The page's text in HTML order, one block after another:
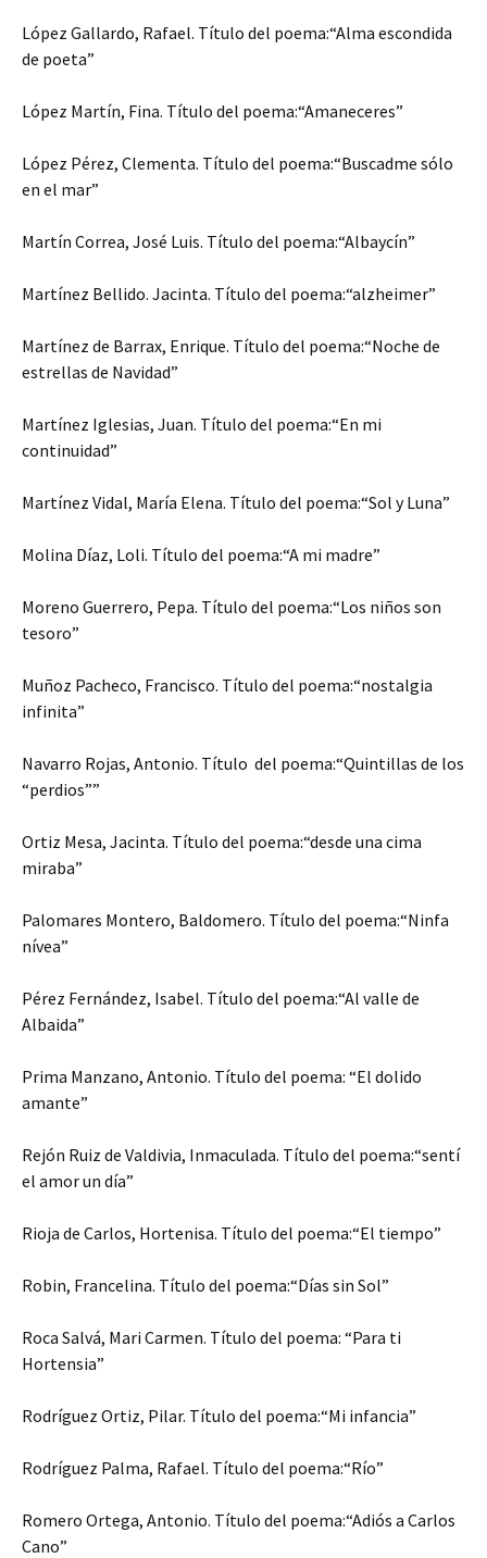
López Gallardo, Rafael. Título del poema:“Alma escondida
de poeta”
López Martín, Fina. Título del poema:“Amaneceres”
López Pérez, Clementa. Título del poema:“Buscadme sólo
en el mar”
Martín Correa, José Luis. Título del poema:“Albaycín”
Martínez Bellido. Jacinta. Título del poema:“alzheimer”
Martínez de Barrax, Enrique. Título del poema:“Noche de
estrellas de Navidad”
Martínez Iglesias, Juan. Título del poema:“En mi
continuidad”
Martínez Vidal, María Elena. Título del poema:“Sol y Luna”
Molina Díaz, Loli. Título del poema:“A mi madre”
Moreno Guerrero, Pepa. Título del poema:“Los niños son
tesoro”
Muñoz Pacheco, Francisco. Título del poema:“nostalgia
infinita”
Navarro Rojas, Antonio. Título del poema:“Quintillas de los
“perdios””
Ortiz Mesa, Jacinta. Título del poema:“desde una cima
miraba”
Palomares Montero, Baldomero. Título del poema:“Ninfa
nívea”
Pérez Fernández, Isabel. Título del poema:“Al valle de
Albaida”
Prima Manzano, Antonio. Título del poema: “El dolido
amante”
Rejón Ruiz de Valdivia, Inmaculada. Título del poema:“sentí
el amor un día”
Rioja de Carlos, Hortenisa. Título del poema:“El tiempo”
Robin, Francelina. Título del poema:“Días sin Sol”
Roca Salvá, Mari Carmen. Título del poema: “Para ti
Hortensia”
Rodríguez Ortiz, Pilar. Título del poema:“Mi infancia”
Rodríguez Palma, Rafael. Título del poema:“Río”
Romero Ortega, Antonio. Título del poema:“Adiós a Carlos
Cano”